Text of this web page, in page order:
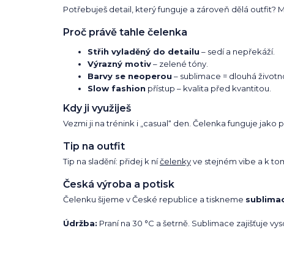
Potřebuješ detail, který funguje a zároveň dělá outfit?
Proč právě tahle čelenka
Střih vyladěný do detailu – sedí a nepřekáží.
Výrazný motiv– zelené tóny.
Barvy se neoperou – sublimace = dlouhá
Slow fashion přístup – kvalita před kvantitou.
Kdy ji využiješ
Vezmi ji na trénink i „casual“ den. Čelenka funguje
Tip na outfit
Tip na sladění: přidej k níčelenkyve stejném vibe a k
Česká výroba a potisk
Čelenku šijeme v České republice a tiskneme
Údržba: Praní na 30 °C a šetrně. Sublimace zajišťuje